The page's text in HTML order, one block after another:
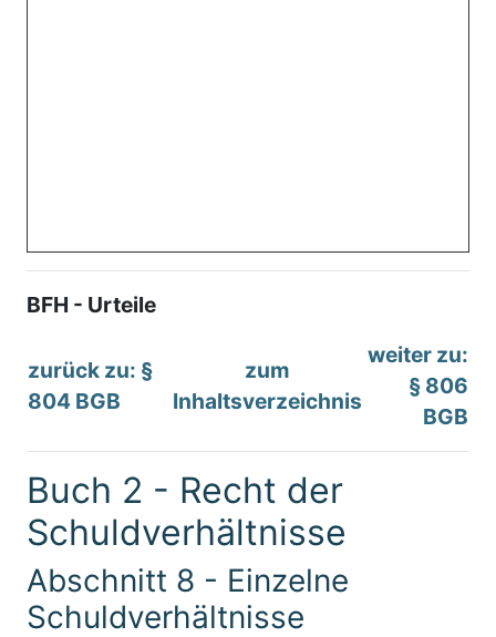
BFH - Urteile
zurück zu: §
804 BGB
zum
Inhaltsverzeichnis
weiter zu:
§ 806
BGB
Buch 2 - Recht der
Schuldverhältnisse
Abschnitt 8 - Einzelne
Schuldverhältnisse